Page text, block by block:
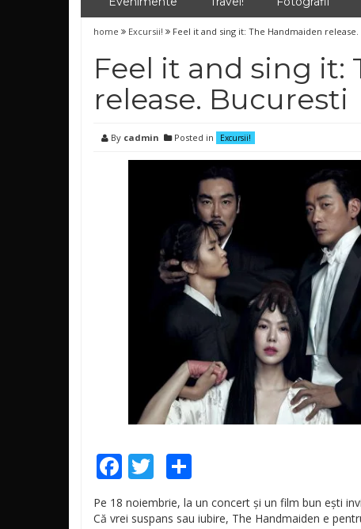
home Excursii! Feel it and sing it: The Handmaiden
Feel it and sing it:
release. Bucuresti
By cadmin Posted in Excursii!
Facebook
Twitter
Pe 18 noiembrie, la un concert și un film bun ești
Că vrei suspans sau iubire, The Handmaiden e